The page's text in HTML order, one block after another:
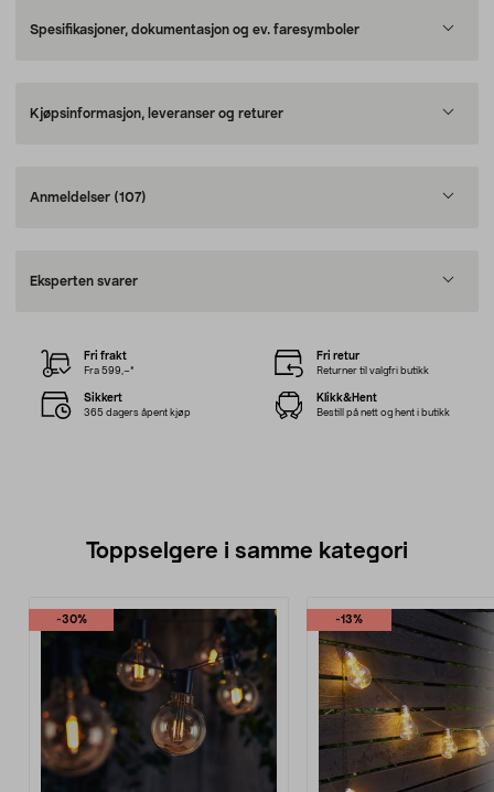
Spesifikasjoner, dokumentasjon og ev. faresymboler
Kjøpsinformasjon, leveranser og returer
Anmeldelser (107)
Eksperten svarer
Fri frakt
Fra 599,–*
Fri retur
Returner til valgfri butikk
Sikkert
365 dagers åpent kjøp
Klikk&Hent
Bestill på nett og hent i butikk
Toppselgere i samme kategori
-30% -13%